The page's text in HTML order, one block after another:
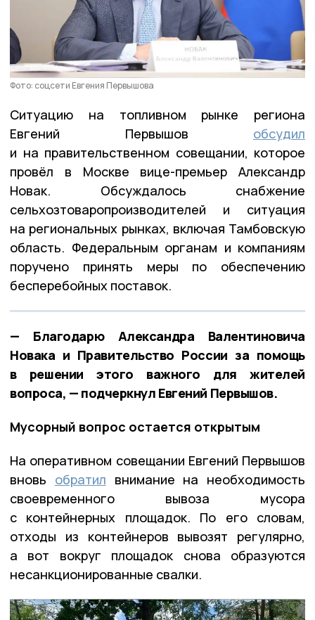
Фото: соцсети Евгения Первышова
Ситуацию на топливном рынке региона
Евгений Первышов обсудил
и на правительственном совещании, которое
провёл в Москве вице-премьер Александр
Новак. Обсуждалось снабжение
сельхозтоваропроизводителей и ситуация
на региональных рынках, включая Тамбовскую
область. Федеральным органам и компаниям
поручено принять меры по обеспечению
бесперебойных поставок.
— Благодарю Александра Валентиновича
Новака и Правительство России за помощь
в решении этого важного для жителей
вопроса, — подчеркнул Евгений Первышов.
Мусорный вопрос остается открытым
На оперативном совещании Евгений Первышов
вновь обратил внимание на необходимость
своевременного вывоза мусора
с контейнерных площадок. По его словам,
отходы из контейнеров вывозят регулярно,
а вот вокруг площадок снова образуются
несанкционированные свалки.